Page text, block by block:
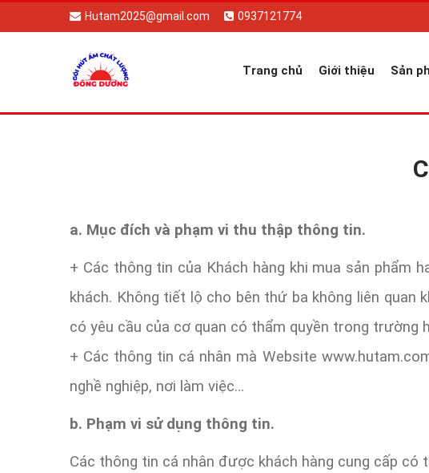
Hutam2025@gmail.com 0937121774
Trang chủ Giới thiệu Sản
a. Mục đích và phạm vi thu thập thông tin.
+ Các thông tin của Khách hàng khi mua sản phẩm
khách. Không tiết lộ cho bên thứ ba không liên
có yêu cầu của cơ quan có thẩm quyền trong trường
+ Các thông tin cá nhân mà Website
nghề nghiệp, nơi làm việc…
b. Phạm vi sử dụng thông tin.
Các thông tin cá nhân được khách hàng cung cấp có